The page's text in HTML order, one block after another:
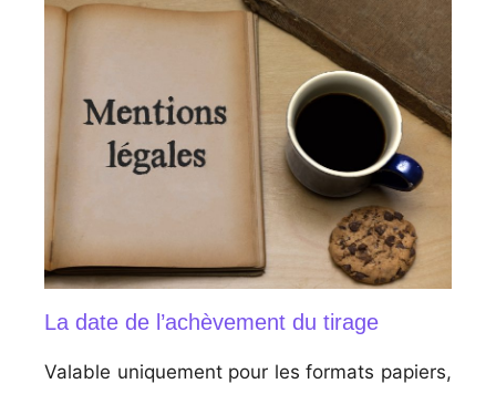
La date de l’achèvement du tirage
Valable uniquement pour les formats papiers,